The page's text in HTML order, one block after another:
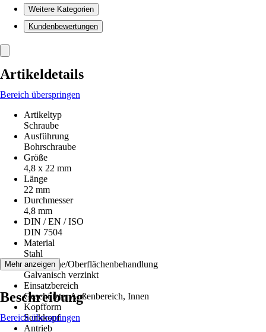
Weitere Kategorien
Kundenbewertungen
Artikeldetails
Bereich überspringen
Artikeltyp
Schraube
Ausführung
Bohrschraube
Größe
4,8 x 22 mm
Länge
22 mm
Durchmesser
4,8 mm
DIN / EN / ISO
DIN 7504
Material
Stahl
Oberfläche/Oberflächenbehandlung
Galvanisch verzinkt
Einsatzbereich
Geschützter Außenbereich, Innen
Kopfform
Senkkopf
Antrieb
Mehr anzeigen
Beschreibung
Bereich überspringen